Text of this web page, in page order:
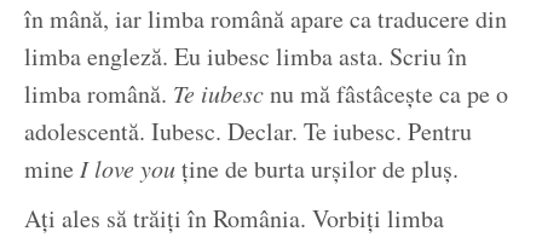
în mână, iar limba română apare ca traducere din
limba engleză. Eu iubesc limba asta. Scriu în
limba română. Te iubescnu mă fâstâcește ca pe o
adolescentă. Iubesc. Declar. Te iubesc. Pentru
mine I love youține de burta urșilor de pluș.
Ați ales să trăiți în România. Vorbiți limba